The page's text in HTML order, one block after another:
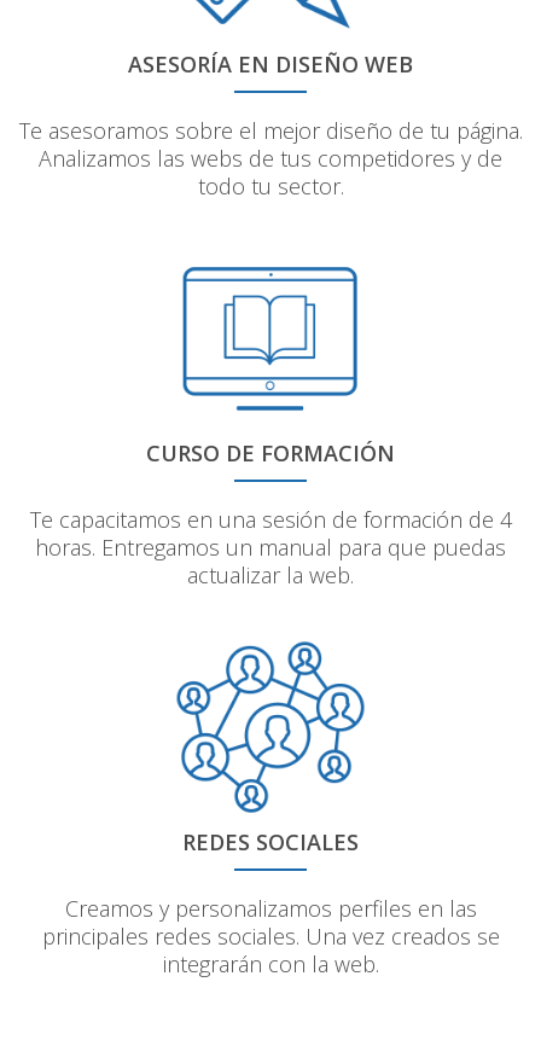
ASESORÍA EN DISEÑO WEB
Te asesoramos sobre el mejor diseño de tu página.
Analizamos las webs de tus competidores y de
todo tu sector.
CURSO DE FORMACIÓN
Te capacitamos en una sesión de formación de 4
horas. Entregamos un manual para que puedas
actualizar la web.
REDES SOCIALES
Creamos y personalizamos perfiles en las
principales redes sociales. Una vez creados se
integrarán con la web.